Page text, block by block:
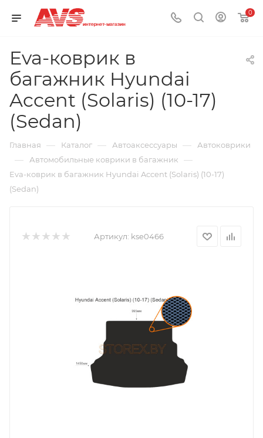
0
Eva-коврик в
багажник Hyundai
Accent (Solaris) (10-17)
(Sedan)
Главная — Каталог — Автоаксессуары — Автоковрики
— Автомобильные коврики в багажник —
Eva-коврик в багажник Hyundai Accent (Solaris) (10-17)
(Sedan)
Артикул: kse0466